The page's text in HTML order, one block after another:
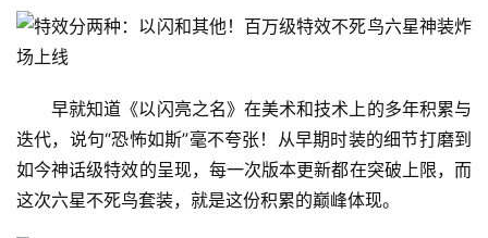
早就知道《以闪亮之名》在美术和技术上的多年积累与
迭代，说句“恐怖如斯”毫不夸张！从早期时装的细节打磨到
如今神话级特效的呈现，每一次版本更新都在突破上限，而
这次六星不死鸟套装，就是这份积累的巅峰体现。